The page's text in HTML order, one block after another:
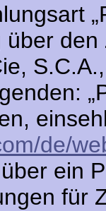
de/
ein
für